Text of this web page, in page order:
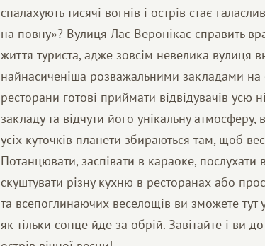
спалахують тисячі вогнів і острів стає
на повну»? Вулиця Лас Веронікас справить
життя туриста, адже зовсім невелика вулиця
найнасиченіша розважальними закладами
ресторани готові приймати відвідувачів усю
закладу та відчути його унікальну
усіх куточків планети збираються там, щоб
Потанцювати, заспівати в караоке, послухати
скуштувати різну кухню в ресторанах або
та всепоглинаючих веселощів ви зможете
як тільки сонце йде за обрій. Завітайте і ви